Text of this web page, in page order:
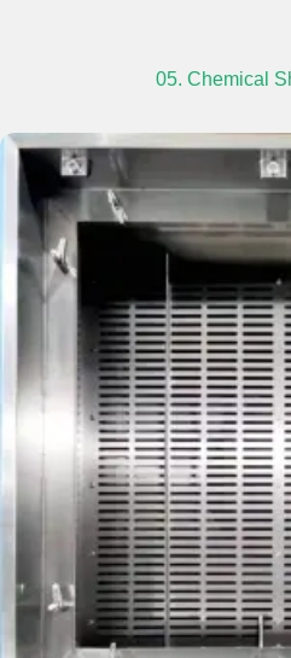
05. Chemical